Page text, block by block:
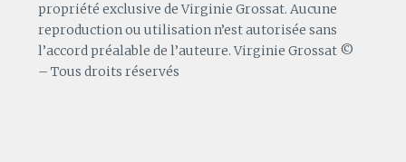
propriété exclusive de Virginie Grossat. Aucune
reproduction ou utilisation n’est autorisée sans
l’accord préalable de l’auteure. Virginie Grossat ©
– Tous droits réservés